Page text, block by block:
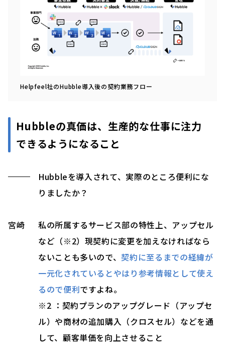
Helpfeel社のHubble導入後の契約業務フロー
Hubbleの真価は、生産的な仕事に注力
できるようになること
Hubbleを導入されて、実際のところ便利にな
りましたか？
宮崎
私の所属するサービス部の特性上、アップセル
など（※2）現契約に変更を加えなければなら
ないことも多いので、契約に至るまでの経緯が
一元化されているとやはり参考情報として使え
るので便利ですよね。
※2 ：契約プランのアップグレード（アップセ
ル）や商材の追加購入（クロスセル）などを通
して、顧客単価を向上させること